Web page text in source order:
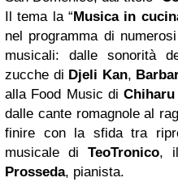
Il tema la “Musica in
nel programma di
musicali: dalle sonorità
zucche di Djeli Kan,
alla Food Music di
dalle cante romagnole al
finire con la sfida tra
musicale diTeoTronico,
Prosseda, pianista.